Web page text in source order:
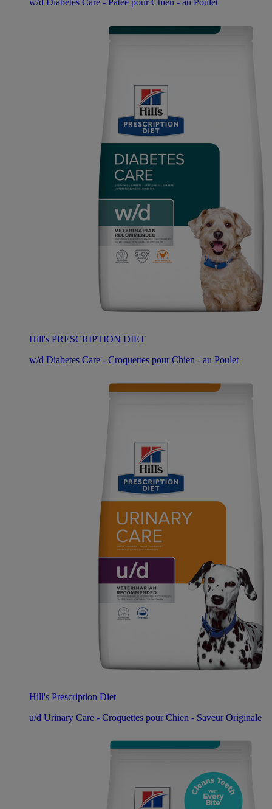
w/d Diabetes Care - Pâtée pour Chien - au Poulet
Hill's PRESCRIPTION DIET
w/d Diabetes Care - Croquettes pour Chien - au Poulet
Hill's Prescription Diet
u/d Urinary Care - Croquettes pour Chien - Saveur Originale